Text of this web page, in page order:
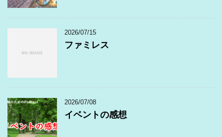
2026/07/15
ファミレス
2026/07/08
イベントの感想